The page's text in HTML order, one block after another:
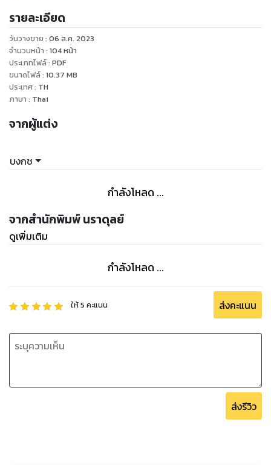
เพื่อสร้างความกลมกล่อม และอรรถรสให้มากขึ้น
"อ่านสนุก ได้แง่คิดและความรู้ คุ้มค่าเม็ดเงิน ด้วยราคาหน้าละไม่
ถึงบาท ! "
รายละเอียด
วันวางขาย : 06 ส.ค. 2023
จำนวนหน้า : 104หน้า
ประเภทไฟล์: PDF
ขนาดไฟล์: 10.37 MB
ประเทศ: TH
ภาษา : Thai
จากผู้แต่ง
บงกช
กำลังโหลด ...
จากสำนักพิมพ์ นราดุลย์
ดูเพิ่มเติม
กำลังโหลด ...
ให้5 คะแนน ส่งคะแนน
ส่งรีวิว